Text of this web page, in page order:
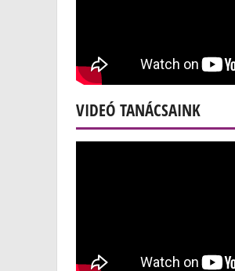
VIDEÓ TANÁCSAINK